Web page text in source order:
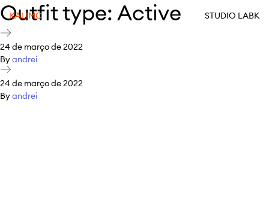
KALIMO STUDIO LABK
Outfit type: Active
24 de março de 2022
Byandrei
24 de março de 2022
Byandrei